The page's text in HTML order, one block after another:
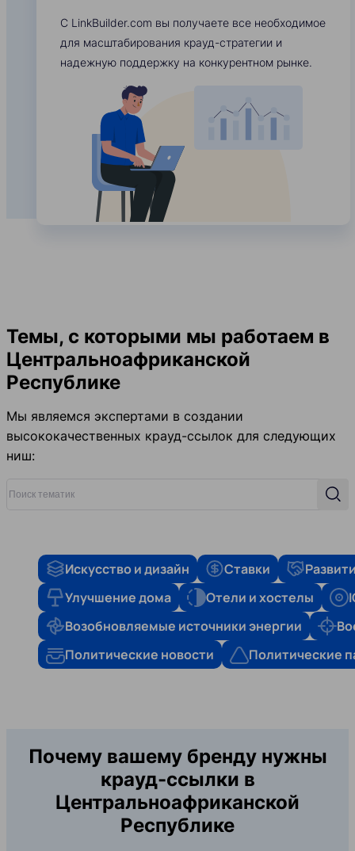
С LinkBuilder.com вы получаете все необходимое
для масштабирования крауд-стратегии и
надежную поддержку на конкурентном рынке.
Темы, с которыми мы работаем в
Центральноафриканской
Республике
Мы являемся экспертами в создании
высококачественных крауд-ссылок для следующих
ниш:
Искусство и дизайн Ставки
Улучшение дома
Отели и хостелы
Возобновляемые источники энергии
Политические новости
Политические
Почему вашему бренду нужны
крауд-ссылки в
Центральноафриканской
Республике